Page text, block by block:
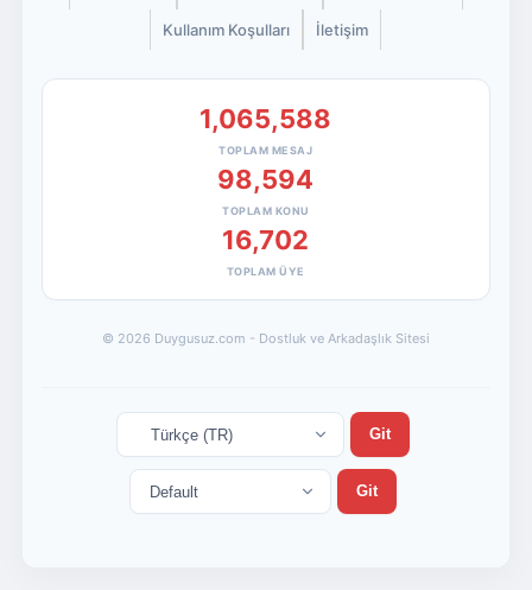
Kullanım Koşulları İletişim
1,065,588
TOPLAM MESAJ
98,594
TOPLAM KONU
16,702
TOPLAM ÜYE
© 2026 Duygusuz.com - Dostluk ve Arkadaşlık Sitesi